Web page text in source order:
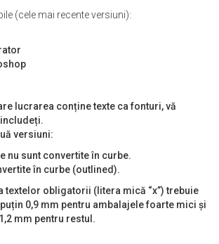
(cele mai recente versiuni):
lucrarea conține texte ca fonturi, vă
versiuni:
nu sunt convertite în curbe.
în curbe (outlined).
textelor obligatorii (litera mică “x”) trebuie
0,9 mm pentru ambalajele foarte mici și
mm pentru restul.